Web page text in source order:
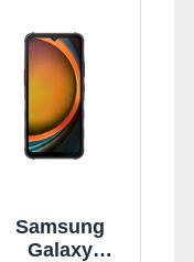
Samsung
Galaxy